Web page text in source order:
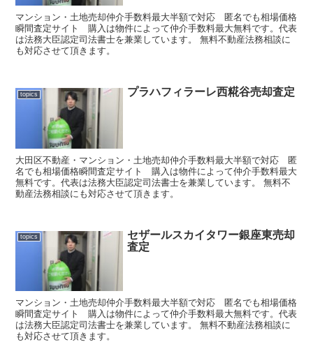
マンション・土地売却仲介手数料最大半額で対応 匿名でも相場価格
瞬間査定サイト 購入は物件によって仲介手数料最大無料です。代表
は法務大臣認定司法書士を兼業しています。 無料不動産法務相談に
も対応させて頂きます。
topics プラハフィラーレ西糀谷売却査定
大田区不動産・マンション・土地売却仲介手数料最大半額で対応 匿
名でも相場価格瞬間査定サイト 購入は物件によって仲介手数料最大
無料です。代表は法務大臣認定司法書士を兼業しています。 無料不
動産法務相談にも対応させて頂きます。
topics
セザールスカイタワー銀座東売却
査定
マンション・土地売却仲介手数料最大半額で対応 匿名でも相場価格
瞬間査定サイト 購入は物件によって仲介手数料最大無料です。代表
は法務大臣認定司法書士を兼業しています。 無料不動産法務相談に
も対応させて頂きます。